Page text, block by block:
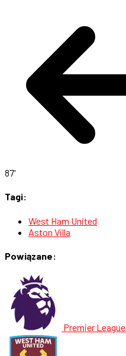
87'
Tagi:
West Ham United
Aston Villa
Powiązane:
Premier League